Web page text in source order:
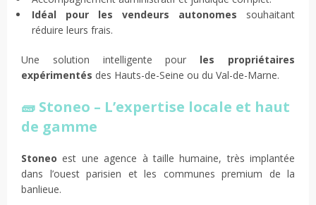
Idéal pour les vendeurs autonomes souhaitant
réduire leurs frais.
Une solution intelligente pour les propriétaires
expérimentés des Hauts-de-Seine ou du Val-de-Marne.
🧱 Stoneo – L’expertise locale et haut
de gamme
Stoneo est une agence à taille humaine, très implantée
dans l’ouest parisien et les communes premium de la
banlieue.